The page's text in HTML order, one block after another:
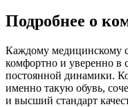
Подробнее о
Каждому медицинскому
комфортно и уверенно в
постоянной динамики.
именно такую обувь,
и высший стандарт